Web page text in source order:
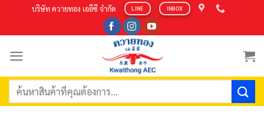
content
บริษัท ควายทอง เออีซี จำกัด LINE INBOX
ค้นหา: